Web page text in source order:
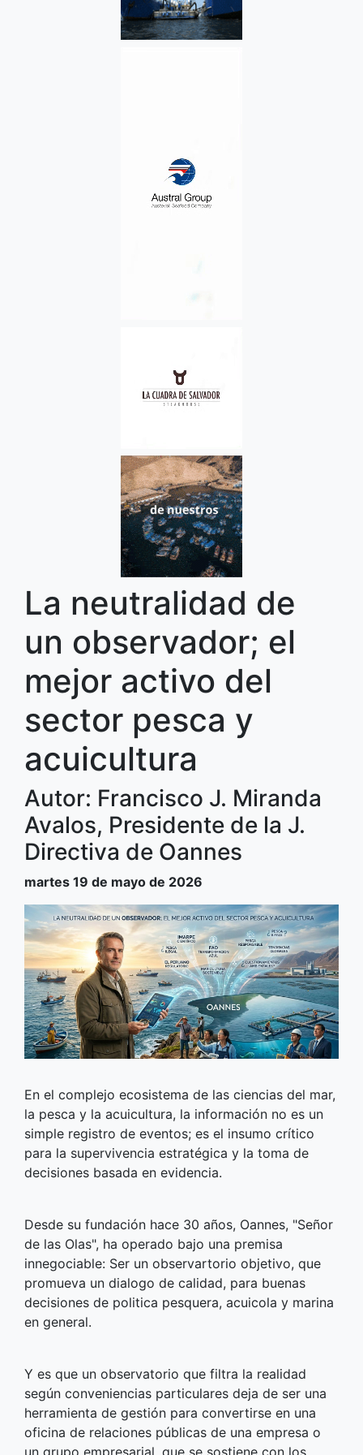
La neutralidad de
un observador; el
mejor activo del
sector pesca y
acuicultura
Autor: Francisco J. Miranda
Avalos, Presidente de la J.
Directiva de Oannes
martes 19 de mayo de 2026
En el complejo ecosistema de las ciencias del mar,
la pesca y la acuicultura, la información no es un
simple registro de eventos; es el insumo crítico
para la supervivencia estratégica y la toma de
decisiones basada en evidencia.
Desde su fundación hace 30 años, Oannes, "Señor
de las Olas", ha operado bajo una premisa
innegociable: Ser un observartorio objetivo, que
promueva un dialogo de calidad, para buenas
decisiones de politica pesquera, acuicola y marina
en general.
Y es que un observatorio que filtra la realidad
según conveniencias particulares deja de ser una
herramienta de gestión para convertirse en una
oficina de relaciones públicas de una empresa o
un grupo empresarial, que se sostiene con los